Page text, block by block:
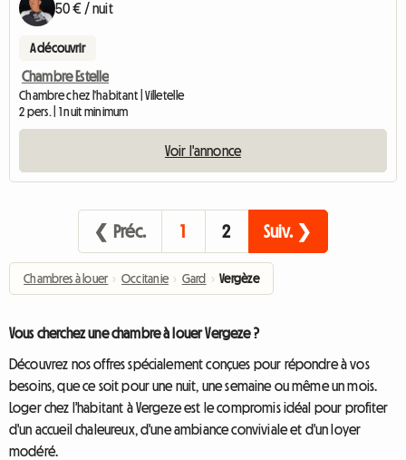
50 € / nuit
A découvrir
Chambre Estelle
Chambre chez l'habitant | Villetelle
2 pers. | 1 nuit minimum
Voir l'annonce
❮ Préc. 1 2 Suiv. ❯
Chambres à louer › Occitanie › Gard › Vergèze
Vous cherchez une chambre à louer Vergeze ?
Découvrez nos offres spécialement conçues pour répondre à vos
besoins, que ce soit pour une nuit, une semaine ou même un mois.
Loger chez l'habitant à Vergeze est le compromis idéal pour profiter
d'un accueil chaleureux, d'une ambiance conviviale et d'un loyer
modéré.